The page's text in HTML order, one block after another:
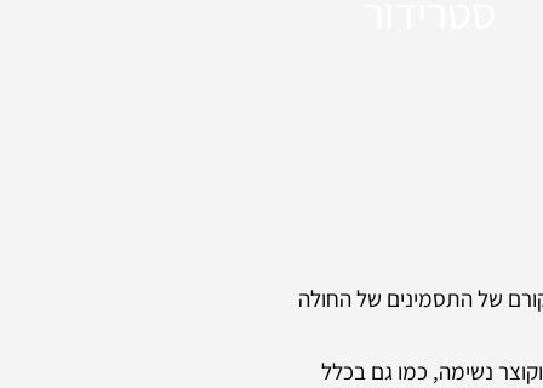
של התסמינים של החולה
נשימה, כמו גם בכלל